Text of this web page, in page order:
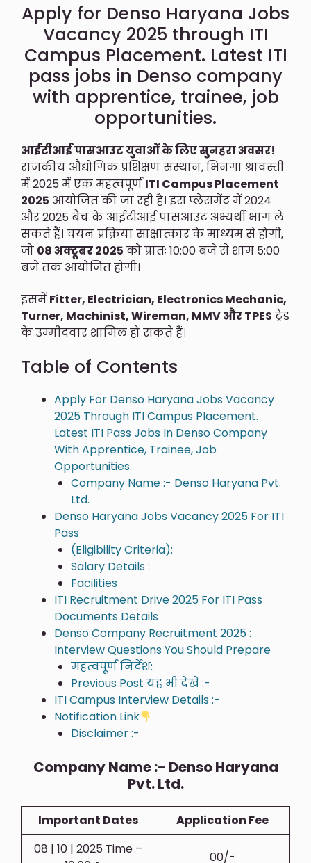
Apply for Denso Haryana Jobs
Vacancy 2025 through ITI
Campus Placement. Latest ITI
pass jobs in Denso company
with apprentice, trainee, job
opportunities.
आईटीआई पासआउट युवाओं के लिए सुनहरा अवसर!
राजकीय औद्योगिक प्रशिक्षण संस्थान, भिनगा श्रावस्ती
में 2025 में एक महत्वपूर्णITI Campus Placement
2025 आयोजित की जा रही है। इस प्लेसमेंट में 2024
और 2025 बैच के आईटीआई पासआउट अभ्यर्थी भाग ले
सकते हैं। चयन प्रक्रिया साक्षात्कार के माध्यम से होगी,
जो 08 अक्टूबर 2025 को प्रातः 10:00 बजे से शाम 5:00
बजे तक आयोजित होगी।
इसमें Fitter, Electrician, Electronics Mechanic,
Turner, Machinist, Wireman, MMV और TPES ट्रेड
के उम्मीदवार शामिल हो सकते हैं।
Table of Contents
Apply For Denso Haryana Jobs Vacancy
2025 Through ITI Campus Placement.
Latest ITI Pass Jobs In Denso Company
With Apprentice, Trainee, Job
Opportunities.
Company Name :- Denso Haryana Pvt.
Ltd.
Denso Haryana Jobs Vacancy 2025 For ITI
Pass
(Eligibility Criteria):
Salary Details :
Facilities
ITI Recruitment Drive 2025 For ITI Pass
Documents Details
Denso Company Recruitment 2025 :
Interview Questions You Should Prepare
महत्वपूर्ण निर्देश:
Previous Post यह भी देखें :-
ITI Campus Interview Details :-
Notification Link
Disclaimer :-
Company Name :- Denso Haryana
Pvt. Ltd.
Important Dates
Application Fee
08 | 10 | 2025 Time –
00/-